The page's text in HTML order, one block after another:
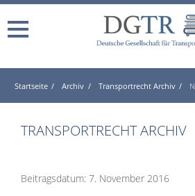
Startseite Archiv Transportrecht Archiv
TRANSPORTRECHT ARCHIV
Beitragsdatum: 7. November 2016